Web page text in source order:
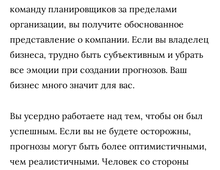
команду планировщиков за пределами
организации, вы получите обоснованное
представление о компании. Если вы владелец
бизнеса, трудно быть субъективным и убрать
все эмоции при создании прогнозов. Ваш
бизнес много значит для вас.
Вы усердно работаете над тем, чтобы он был
успешным. Если вы не будете осторожны,
прогнозы могут быть более оптимистичными,
чем реалистичными. Человек со стороны